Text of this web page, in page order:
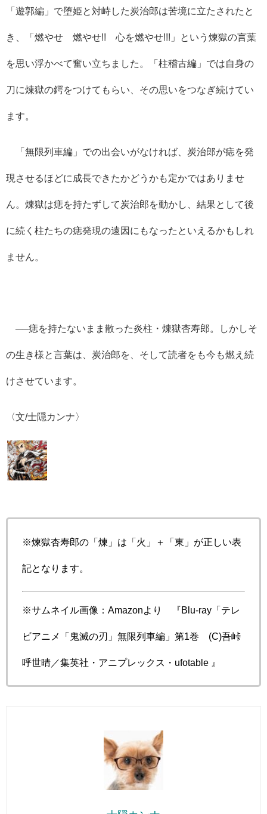
「遊郭編」で堕姫と対峙した炭治郎は苦境に立たされたと
き、「燃やせ 燃やせ!! 心を燃やせ!!!」という煉獄の言葉
を思い浮かべて奮い立ちました。「柱稽古編」では自身の
刀に煉獄の鍔をつけてもらい、その思いをつなぎ続けてい
ます。
「無限列車編」での出会いがなければ、炭治郎が痣を発
現させるほどに成長できたかどうかも定かではありませ
ん。煉獄は痣を持たずして炭治郎を動かし、結果として後
に続く柱たちの痣発現の遠因にもなったといえるかもしれ
ません。
──痣を持たないまま散った炎柱・煉獄杏寿郎。しかしそ
の生き様と言葉は、炭治郎を、そして読者をも今も燃え続
けさせています。
〈文/士隠カンナ〉
※煉獄杏寿郎の「煉」は「火」＋「東」が正しい表
記となります。
※サムネイル画像：Amazonより 『Blu-ray「テレ
ビアニメ「鬼滅の刃」無限列車編」第1巻 (C)吾峠
呼世晴／集英社・アニプレックス・ufotable 』